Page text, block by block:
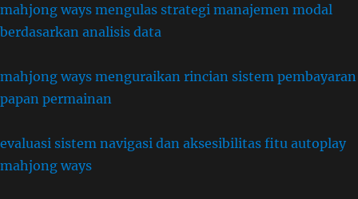
mahjong ways mengulas strategi manajemen modal
berdasarkan analisis data
mahjong ways menguraikan rincian sistem pembayaran
papan permainan
evaluasi sistem navigasi dan aksesibilitas fitu autoplay
mahjong ways